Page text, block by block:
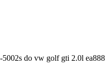
5002s do vw golf gti 2.0l